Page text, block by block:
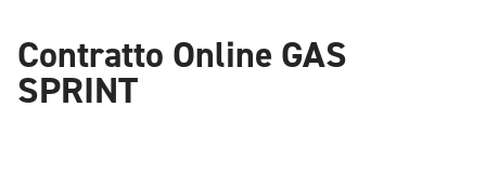
Contratto Online GAS
SPRINT